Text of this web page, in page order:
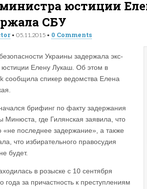
юстиции
СБУ
• 05.11.2015 • 0 Comments
Украины задержала экс-
юстиции Елену Лукаш. Об этом в
сообщила спикер ведомства Елена
брифинг по факту задержания
Минюста, где Гилянская заявила, что
«не последнее задержание», а также
что избирательного правосудия
будет.
в розыске с 10 сентября
года за причастность к преступлениям